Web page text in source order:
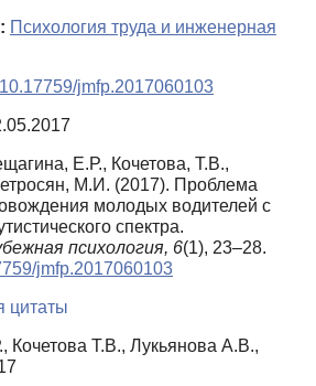
Психология труда и инженерная
jmfp.2017060103
Е.Р., Кочетова, Т.В.,
М.И. (2017). Проблема
молодых водителей с
спектра.
психология, 6(1), 23–28.
jmfp.2017060103
цитаты
Кочетова Т.В., Лукьянова А.В.,